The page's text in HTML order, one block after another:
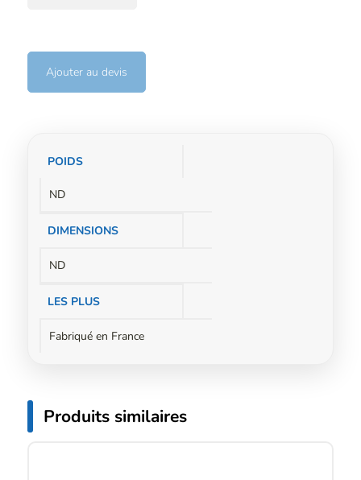
Ajouter au devis
Informations
POIDS
ND
DIMENSIONS
ND
LES PLUS
Fabriqué en France
Produits similaires